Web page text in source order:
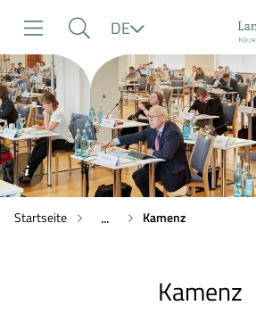
Navigation
Suche
Inhalt
DE
©SLAEK
Startseite ... Kamenz
Kamenz